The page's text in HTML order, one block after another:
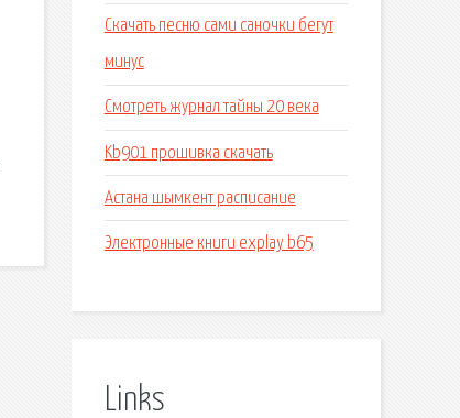
Скачать песню сами саночки бегут
минус
Смотреть журнал тайны 20 века
Kb901 прошивка скачать
Астана шымкент расписание
Электронные книги explay b65
Links